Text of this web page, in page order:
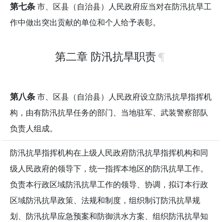
第七条市、区县（自治县）人民政府应当对在防汛抗旱工
作中做出突出贡献的单位和个人给予表彰。
第二章 防汛抗旱职责
第八条市、区县（自治县）人民政府设立防汛抗旱指挥机
构，由有防汛抗旱任务的部门、当地驻军、武装警察部队
负责人组成。
防汛抗旱指挥机构在上级人民政府防汛抗旱指挥机构和同
级人民政府的领导下，统一指挥本地区的防汛抗旱工作。
负责本行政区域防汛抗旱工作的领导、协调，拟订本行政
区域防汛抗旱政策、法规和制度，组织制订防汛抗旱规
划、防汛抗旱应急预案和防御洪水方案、组织防汛抗旱知